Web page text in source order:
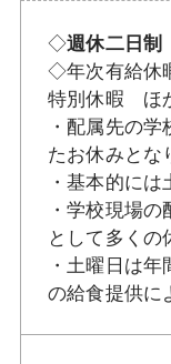
◇週休二日制
◇年次有給休
特別休暇 ほ
・配属先の
たお休みとな
・基本的には
・学校現場
として多くの
・土曜日は
の給食提供に